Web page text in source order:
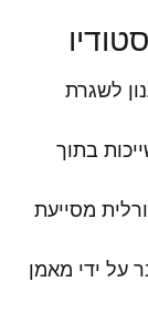
לשגרת
בתוך
מסייעת
על ידי מאמן